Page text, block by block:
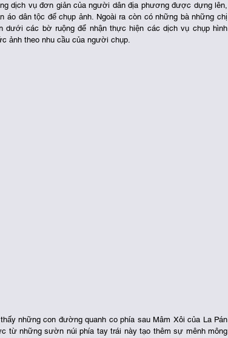
dịch vụ đơn giản của người dân địa phương được dựng lên,
áo dân tộc để chụp ảnh. Ngoài ra còn có những bà những chị
dưới các bờ ruộng để nhận thực hiện các dịch vụ chụp hình
ảnh theo nhu cầu của người chụp.
những con đường quanh co phía sau Mâm Xôi của La Pán
từ những sườn núi phía tay trái này tạo thêm sự mênh mông